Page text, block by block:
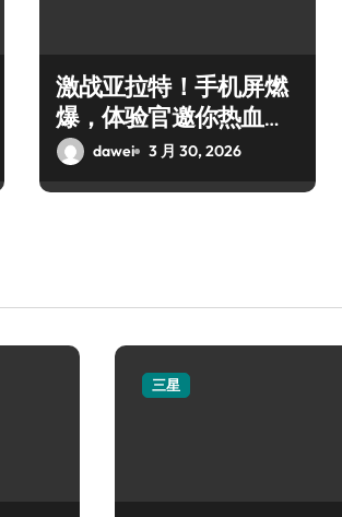
激战亚拉特！手机屏燃
爆，体验官邀你热血开
枪！dawei 3 月 30, 2026
三星